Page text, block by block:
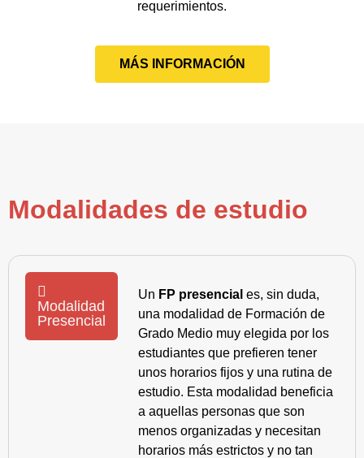
requerimientos.
MÁS INFORMACIÓN
Modalidades de estudio
Modalidad
Presencial
Un FP presencial es, sin duda,
una modalidad de Formación de
Grado Medio muy elegida por los
estudiantes que prefieren tener
unos horarios fijos y una rutina de
estudio. Esta modalidad beneficia
a aquellas personas que son
menos organizadas y necesitan
horarios más estrictos y no tan